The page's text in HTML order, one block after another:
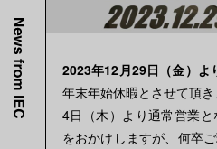
2023年12月29日（金）よ
年末年始休暇とさせて頂き
4日（木）より通常営業
をおかけしますが、何卒